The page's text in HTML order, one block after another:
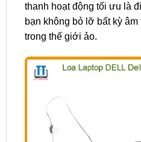
thanh hoạt động tối ưu là
bạn không bỏ lỡ bất kỳ
trong thế giới ảo.